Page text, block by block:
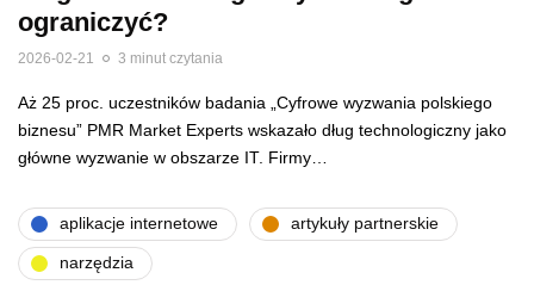
ograniczyć?
2026-02-21 3 minut czytania
Aż 25 proc. uczestników badania „Cyfrowe wyzwania polskiego
biznesu” PMR Market Experts wskazało dług technologiczny jako
główne wyzwanie w obszarze IT. Firmy…
aplikacje internetowe artykuły partnerskie
narzędzia